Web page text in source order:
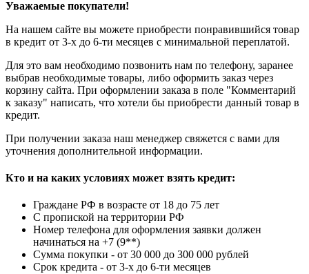
Уважаемые покупатели!
На нашем сайте вы можете приобрести понравившийся товар
в кредит от 3-х до 6-ти месяцев с минимальной переплатой.
Для это вам необходимо позвонить нам по телефону, заранее
выбрав необходимые товары, либо оформить заказ через
корзину сайта. При оформлении заказа в поле "Комментарий
к заказу" написать, что хотели бы приобрести данный товар в
кредит.
При получении заказа наш менеджер свяжется с вами для
уточнения дополнительной информации.
Кто и на каких условиях может взять кредит:
Граждане РФ в возрасте от 18 до 75 лет
С пропиской на территории РФ
Номер телефона для оформления заявки должен
начинаться на +7 (9**)
Сумма покупки - от 30 000 до 300 000 рублей
Срок кредита - от 3-х до 6-ти месяцев